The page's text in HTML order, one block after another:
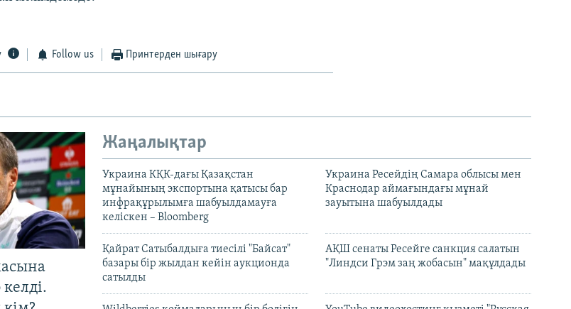
Follow us Принтерден шығару
Жаңалықтар
Украина КҚК-дағы Қазақстан
мұнайының экспортына қатысы бар
инфрақұрылымға шабуылдамауға
келіскен – Bloomberg
Украина Ресейдің Самара облысы мен
Краснодар аймағындағы мұнай
зауытына шабуылдады
Қайрат Сатыбалдыға тиесілі "Байсат"
базары бір жылдан кейін аукционда
сатылды
АҚШ сенаты Ресейге санкция салатын
"Линдси Грэм заң жобасын" мақұлдады